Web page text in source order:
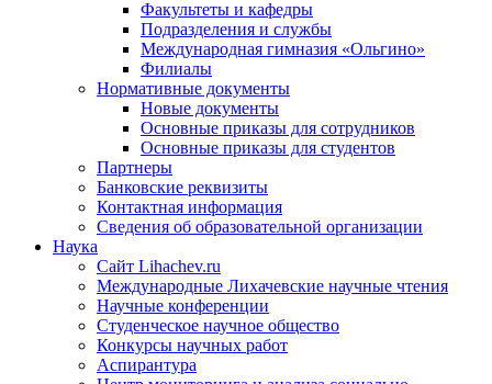
Факультеты и кафедры
Подразделения и службы
Международная гимназия «Ольгино»
Филиалы
Нормативные документы
Новые документы
Основные приказы для сотрудников
Основные приказы для студентов
Партнеры
Банковские реквизиты
Контактная информация
Сведения об образовательной организации
Наука
Сайт Lihachev.ru
Международные Лихачевские научные чтения
Научные конференции
Студенческое научное общество
Конкурсы научных работ
Аспирантура